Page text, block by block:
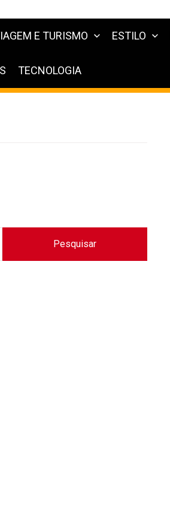
E TURISMO ESTILO
TECNOLOGIA